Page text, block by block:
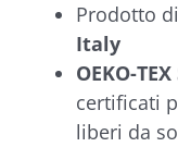
Prodotto
Italy
OEKO-
certificati
liberi da